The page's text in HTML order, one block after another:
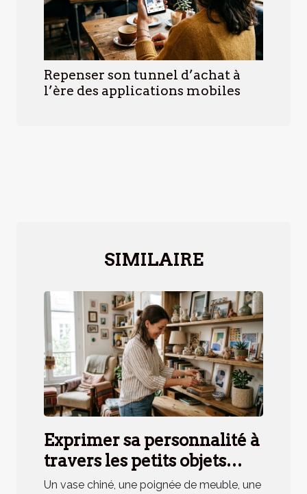
Repenser son tunnel d’achat à
l’ère des applications mobiles
SIMILAIRE
Exprimer sa personnalité à
travers les petits objets
déco, mythe ou réalité ?
Un vase chiné, une poignée de meuble, une